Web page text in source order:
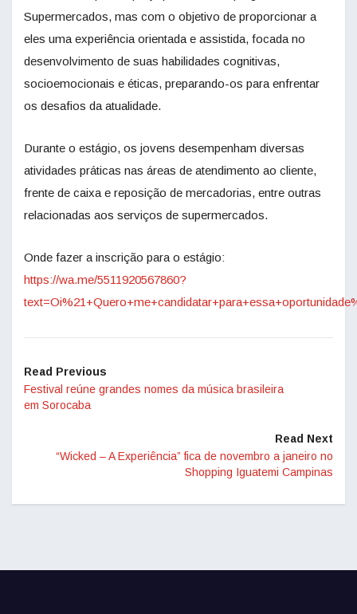
Supermercados, mas com o objetivo de proporcionar a
eles uma experiência orientada e assistida, focada no
desenvolvimento de suas habilidades cognitivas,
socioemocionais e éticas, preparando-os para enfrentar
os desafios da atualidade.
Durante o estágio, os jovens desempenham diversas
atividades práticas nas áreas de atendimento ao cliente,
frente de caixa e reposição de mercadorias, entre outras
relacionadas aos serviços de supermercados.
Onde fazer a inscrição para o estágio:
https://wa.me/5511920567860?
Read Previous
Festival reúne grandes nomes da música brasileira
em Sorocaba
Read Next
“Wicked – A Experiência” fica de novembro a janeiro no
Shopping Iguatemi Campinas